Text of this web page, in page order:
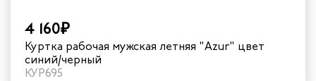
4 160₽
Куртка рабочая мужская летняя "Azur" цвет
синий/черный
КУР695